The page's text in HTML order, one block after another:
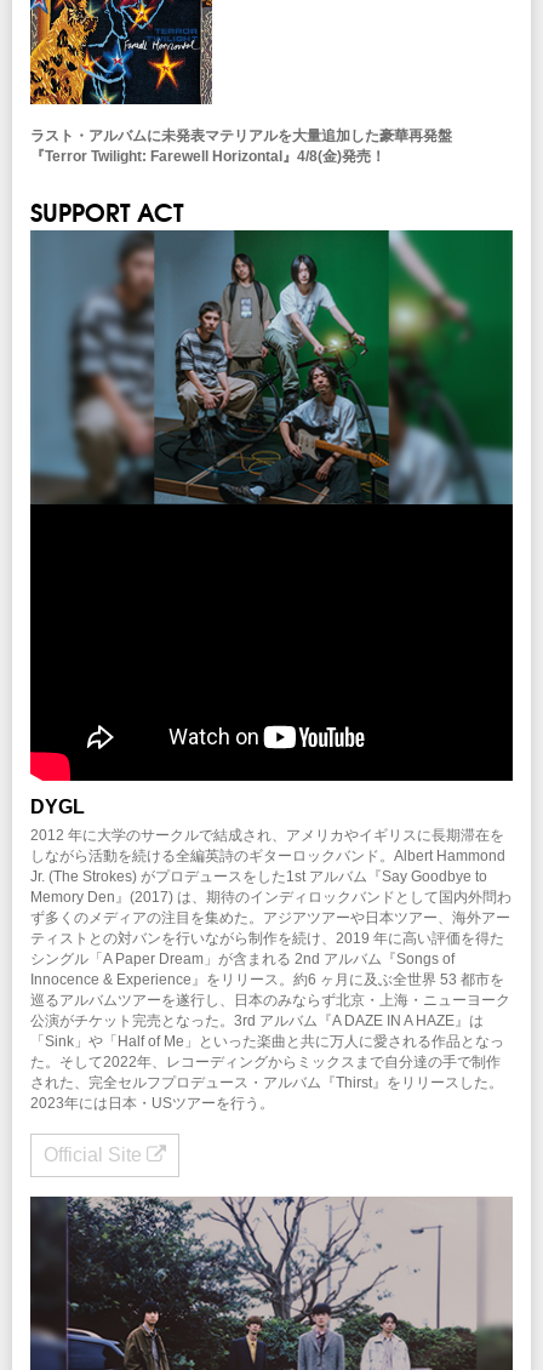
ラスト・アルバムに未発表マテリアルを大量追加した豪華再発盤
『Terror Twilight: Farewell Horizontal』4/8(金)発売！
SUPPORT ACT
DYGL
2012 年に大学のサークルで結成され、アメリカやイギリスに長期滞在を
しながら活動を続ける全編英詩のギターロックバンド。Albert Hammond
Jr. (The Strokes) がプロデュースをした1st アルバム『Say Goodbye to
Memory Den』(2017) は、期待のインディロックバンドとして国内外問わ
ず多くのメディアの注目を集めた。アジアツアーや日本ツアー、海外アー
ティストとの対バンを行いながら制作を続け、2019 年に高い評価を得た
シングル「A Paper Dream」が含まれる 2nd アルバム『Songs of
Innocence & Experience』をリリース。約6 ヶ月に及ぶ全世界 53 都市を
巡るアルバムツアーを遂行し、日本のみならず北京・上海・ニューヨーク
公演がチケット完売となった。3rd アルバム『A DAZE IN A HAZE』は
「Sink」や「Half of Me」といった楽曲と共に万人に愛される作品となっ
た。そして2022年、レコーディングからミックスまで自分達の手で制作
された、完全セルフプロデュース・アルバム『Thirst』をリリースした。
2023年には日本・USツアーを行う。
Official Site